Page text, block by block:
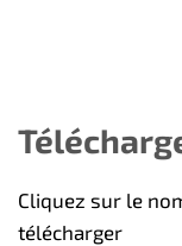
Cliquez sur le
télécharger